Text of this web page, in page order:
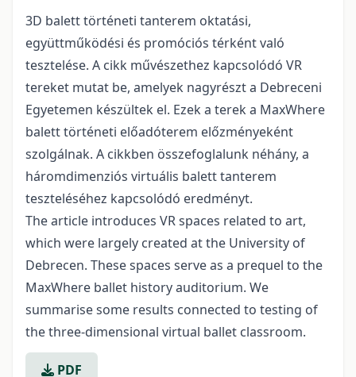
3D balett történeti tanterem oktatási,
együttműködési és promóciós térként való
tesztelése. A cikk művészethez kapcsolódó VR
tereket mutat be, amelyek nagyrészt a Debreceni
Egyetemen készültek el. Ezek a terek a MaxWhere
balett történeti előadóterem előzményeként
szolgálnak. A cikkben összefoglalunk néhány, a
háromdimenziós virtuális balett tanterem
teszteléséhez kapcsolódó eredményt.
The article introduces VR spaces related to art,
which were largely created at the University of
Debrecen. These spaces serve as a prequel to the
MaxWhere ballet history auditorium. We
summarise some results connected to testing of
the three-dimensional virtual ballet classroom.
PDF